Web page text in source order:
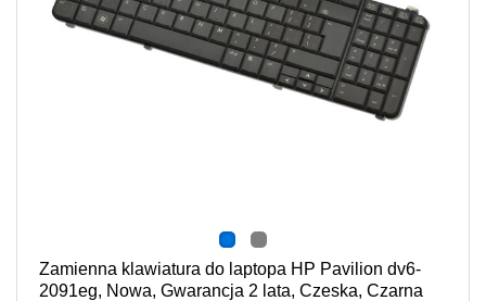
Zamienna klawiatura do laptopa HP Pavilion dv6-
2091eg, Nowa, Gwarancja 2 lata, Czeska, Czarna